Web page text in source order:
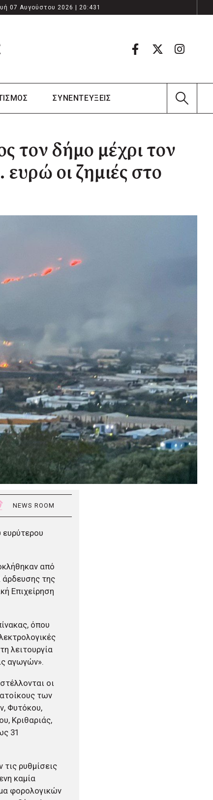
07 Αυγούστου 2026 | 20:431
ΣΥΝΕΝΤΕΥΞΕΙΣ
τον δήμο μέχρι τον
οι ζημιές στο
NEWS ROOM
από
άρδευσης της
Επιχείρηση
όπου
λειτουργία
αγωγών».
οι
των
Φυτόκου,
Κριθαριάς,
31
ρυθμίσεις
καμία
φορολογικών